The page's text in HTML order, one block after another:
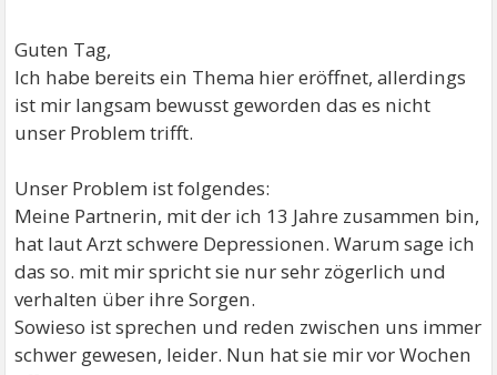
Guten Tag,
Ich habe bereits ein Thema hier eröffnet, allerdings
ist mir langsam bewusst geworden das es nicht
unser Problem trifft.
Unser Problem ist folgendes:
Meine Partnerin, mit der ich 13 Jahre zusammen bin,
hat laut Arzt schwere Depressionen. Warum sage ich
das so. mit mir spricht sie nur sehr zögerlich und
verhalten über ihre Sorgen.
Sowieso ist sprechen und reden zwischen uns immer
schwer gewesen, leider. Nun hat sie mir vor Wochen